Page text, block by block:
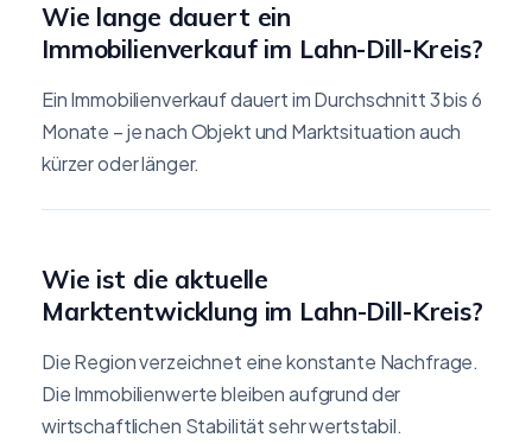
Wie lange dauert ein
Immobilienverkauf im Lahn-Dill-Kreis?
Ein Immobilienverkauf dauert im Durchschnitt 3 bis 6
Monate – je nach Objekt und Marktsituation auch
kürzer oder länger.
Wie ist die aktuelle
Marktentwicklung im Lahn-Dill-Kreis?
Die Region verzeichnet eine konstante Nachfrage.
Die Immobilienwerte bleiben aufgrund der
wirtschaftlichen Stabilität sehr wertstabil.